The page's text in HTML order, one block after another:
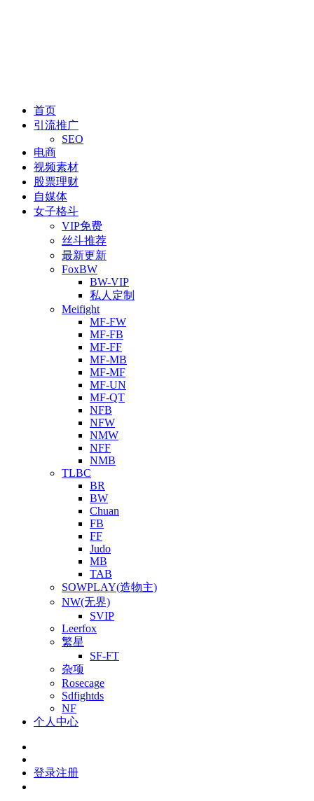
首页
引流推广
SEO
电商
视频素材
股票理财
自媒体
女子格斗
VIP免费
丝斗推荐
最新更新
FoxBW
BW-VIP
私人定制
Meifight
MF-FW
MF-FB
MF-FF
MF-MB
MF-MF
MF-UN
MF-QT
NFB
NFW
NMW
NFF
NMB
TLBC
BR
BW
Chuan
FB
FF
Judo
MB
TAB
SOWPLAY(造物主)
NW(无界)
SVIP
Leerfox
繁星
SF-FT
杂项
Rosecage
Sdfightds
NF
个人中心
登录注册